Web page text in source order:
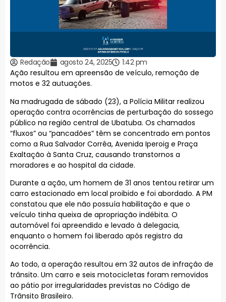
Redação agosto 24, 2025
1:42 pm
Ação resultou em apreensão de veículo, remoção de
motos e 32 autuações.
Na madrugada de sábado (23), a Polícia Militar realizou
operação contra ocorrências de perturbação do sossego
público na região central de Ubatuba. Os chamados
“fluxos” ou “pancadões” têm se concentrado em pontos
como a Rua Salvador Corrêa, Avenida Iperoig e Praça
Exaltação à Santa Cruz, causando transtornos a
moradores e ao hospital da cidade.
Durante a ação, um homem de 31 anos tentou retirar um
carro estacionado em local proibido e foi abordado. A PM
constatou que ele não possuía habilitação e que o
veículo tinha queixa de apropriação indébita. O
automóvel foi apreendido e levado à delegacia,
enquanto o homem foi liberado após registro da
ocorrência.
Ao todo, a operação resultou em 32 autos de infração de
trânsito. Um carro e seis motocicletas foram removidos
ao pátio por irregularidades previstas no Código de
Trânsito Brasileiro.